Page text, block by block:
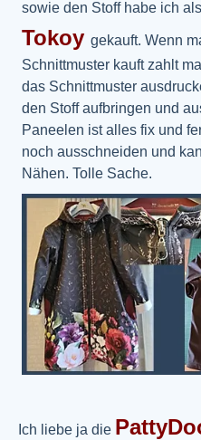
sowie den Stoff habe ich
Tokoy gekauft. Wenn
Schnittmuster kauft zahlt
das Schnittmuster
den Stoff aufbringen und
Paneelen ist alles fix und
noch ausschneiden und
Nähen. Tolle Sache.
Ich liebe ja die